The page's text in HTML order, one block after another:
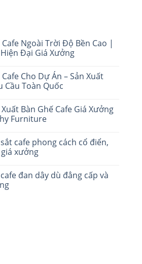
Cafe Ngoài Trời Độ Bền Cao |
Đại Giá Xưởng
Cho Dự Án – Sản Xuất
Cầu Toàn Quốc
Bàn Ghế Cafe Giá Xưởng
Furniture
cafe phong cách cổ điển,
xưởng
đan dây dù đẳng cấp và